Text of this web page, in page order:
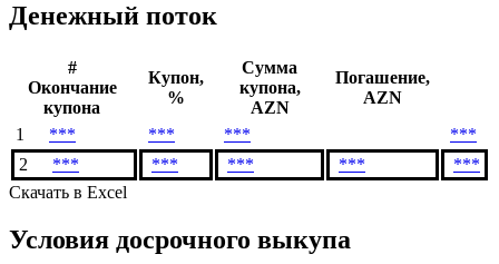
Денежный поток
#
Окончание
купона
Купон,
%
Сумма
купона,
AZN
Погашение,
AZN
1
*** *** ***
***
2
*** *** *** ***
***
Скачать в Excel
Условия досрочного выкупа